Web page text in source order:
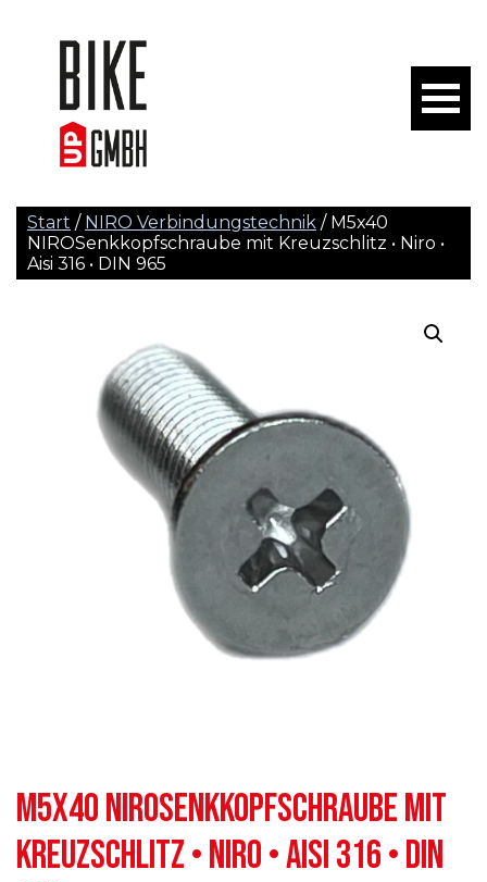
Start / NIRO Verbindungstechnik / M5x40
NIROSenkkopfschraube mit Kreuzschlitz • Niro •
Aisi 316 • DIN 965
M5X40 NIROSENKKOPFSCHRAUBE MIT
KREUZSCHLITZ • NIRO • AISI 316 • DIN